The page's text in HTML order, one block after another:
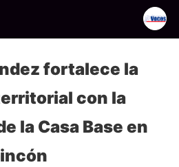
fortalece la
con la
la Casa Base en